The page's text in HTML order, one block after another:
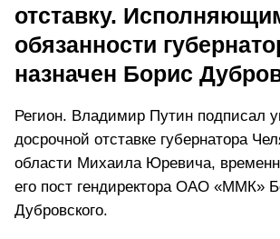
отставку.
обязанности
назначен Борис
Регион. Владимир Путин подписал
досрочной отставке губернатора
области Михаила Юревича,
его пост гендиректора ОАО «ММК»
Дубровского.